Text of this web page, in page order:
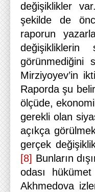
değişiklikler
şekilde de
raporun
görünmediğini
Mirziyoyev’in
Raporda şu
ölçüde,
gerekli olan
açıkça
gerçek
[8] Bunların
odası
Akhmedova